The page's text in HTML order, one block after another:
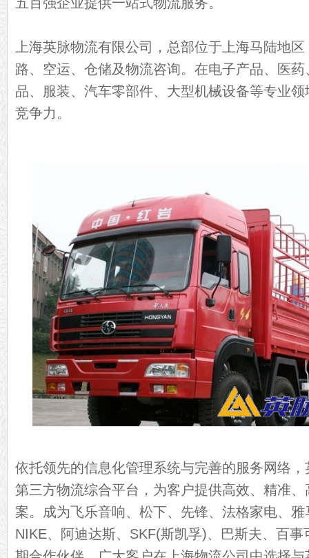
上海英脉物流有限公司，总部位于上海马陆地
路、空运、仓储及物流咨询。在电子产品、医
品、服装、汽车零部件、大型机械设备等专业
竞争力。
依托领先的信息化管理系统与完善的服务网络
第三方物流综合平台，为客户提供高效、精准
案。成为飞乐音响、松下、先锋、法格家电、
NIKE、阿迪达斯、SKF(斯凯孚)、巴斯夫、百